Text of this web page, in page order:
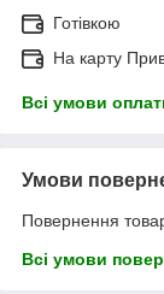
Готівкою
На карту
Всі умови
Умови
Повернення
Всі умови